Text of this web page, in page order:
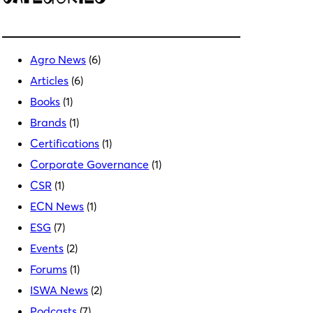
Agro News (6)
Articles (6)
Books (1)
Brands (1)
Certifications (1)
Corporate Governance (1)
CSR (1)
ECN News (1)
ESG (7)
Events (2)
Forums (1)
ISWA News (2)